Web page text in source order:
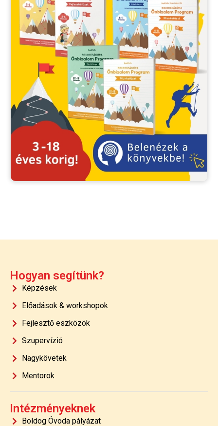
Hogyan segítünk?
Képzések
Előadások & workshopok
Fejlesztő eszközök
Szupervízió
Nagykövetek
Mentorok
Intézményeknek
Boldog Óvoda pályázat